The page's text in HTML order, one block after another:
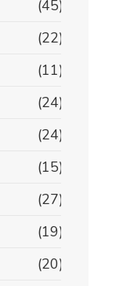
(45)
(22)
(11)
(24)
(24)
(15)
(27)
(19)
(20)